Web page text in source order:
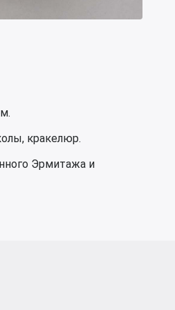
кракелюр.
Эрмитажа и